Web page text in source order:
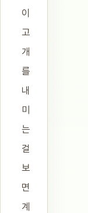
이
고
개
를
내
미
는
걸
보
면
계